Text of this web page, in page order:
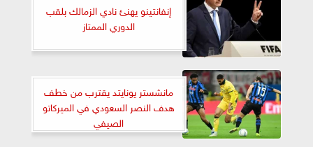
إنفانتينو يهنئ نادي الزمالك بلقب
الدوري الممتاز
مانشستر يونايتد يقترب من خطف
هدف النصر السعودي في الميركاتو
الصيفي